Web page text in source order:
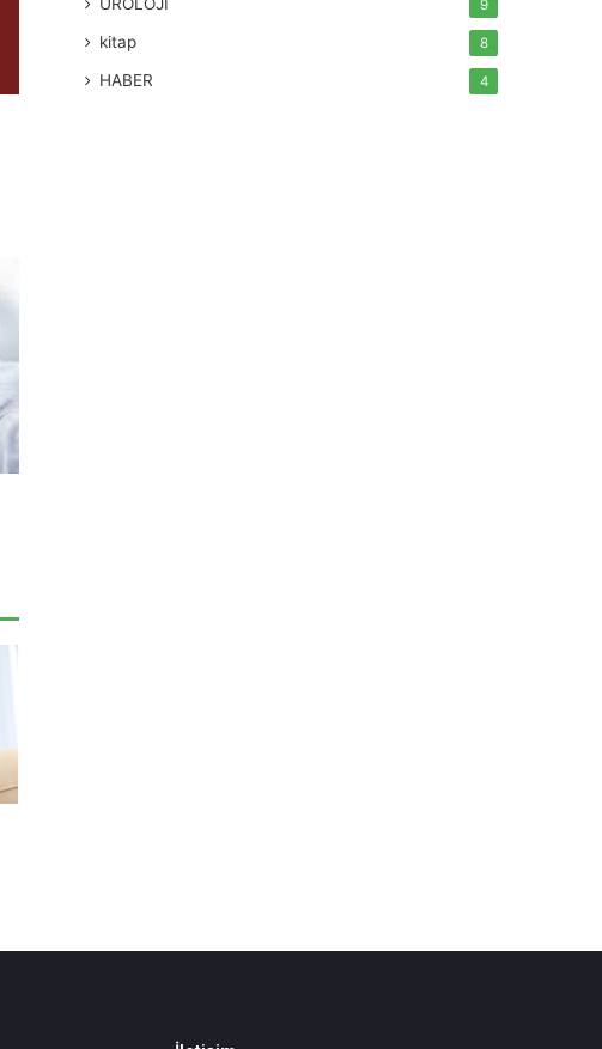
9
kitap 8
HABER 4